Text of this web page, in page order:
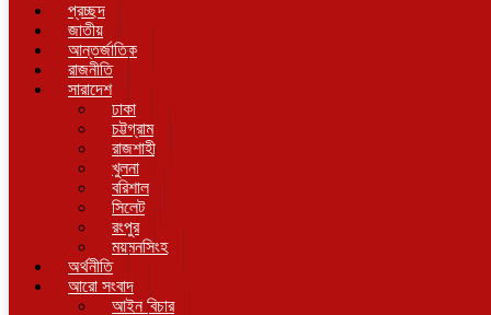
প্রচ্ছদ
জাতীয়
আন্তর্জাতিক
রাজনীতি
সারাদেশ
ঢাকা
চট্টগ্রাম
রাজশাহী
খুলনা
বরিশাল
সিলেট
রংপুর
ময়মনসিংহ
অর্থনীতি
আরো সংবাদ
আইন বিচার